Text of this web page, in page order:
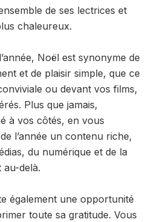
de ses lectrices et
chaleureux.
Noël est synonyme de
et de plaisir simple, que ce
ou devant vos films,
Plus que jamais,
à vos côtés, en vous
l’année un contenu riche,
du numérique et de la
delà.
également une opportunité
toute sa gratitude. Vous